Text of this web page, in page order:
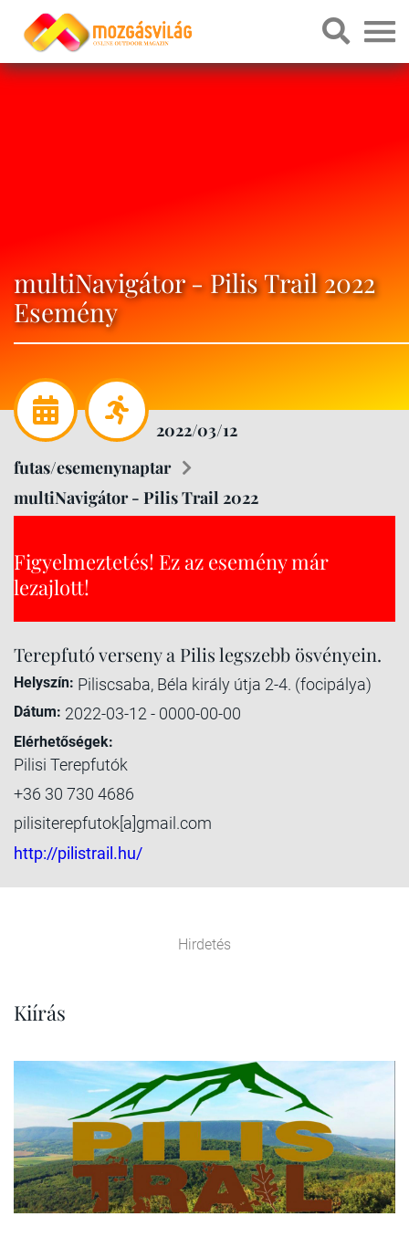
multiNavigátor - Pilis Trail 2022
Esemény
2022/03/12
futas/esemenynaptar
multiNavigátor - Pilis Trail 2022
Figyelmeztetés! Ez az esemény már
lezajlott!
Terepfutó verseny a Pilis legszebb ösvényein.
Helyszín: Piliscsaba, Béla király útja 2-4. (focipálya)
Dátum: 2022-03-12 - 0000-00-00
Elérhetőségek:
Pilisi Terepfutók
+36 30 730 4686
pilisiterepfutok[a]gmail.com
http://pilistrail.hu/
Hirdetés
Kiírás